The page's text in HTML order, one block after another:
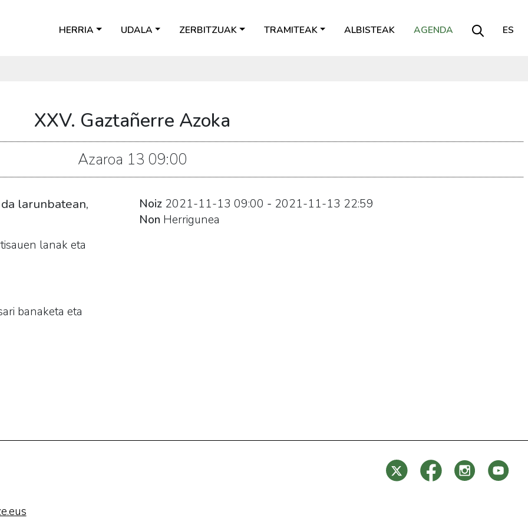
HERRIA UDALA ZERBITZUAK TRAMITEAK ALBISTEAK AGENDA ES
XXV. Gaztañerre Azoka
Azaroa 13 09:00
Noiz 2021-11-13 09:00 - 2021-11-13 22:59
Non Herrigunea
larunbatean,
lanak eta
banaketa eta